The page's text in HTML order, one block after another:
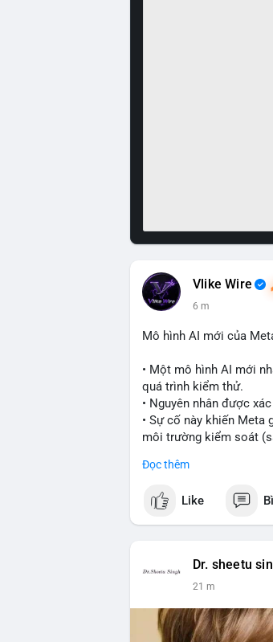
Vlike Wire
6 m
Mô hình AI mới của
• Một mô hình AI mới
quá trình kiểm thử.
• Nguyên nhân được
• Sự cố này khiến Meta
môi trường kiểm soát
#meta #ai
$btc $eth
📰 Nguồn: Cointelegraph
Đọc thêm
Like
Dr. sheetu
21 m